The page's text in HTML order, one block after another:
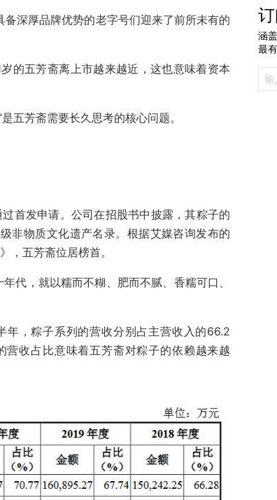
深厚品牌优势的老字号们迎来了前所未有的
的五芳斋离上市越来越近，这也意味着资本
五芳斋需要长久思考的核心问题。
首发申请。公司在招股书中披露，其粽子的
非物质文化遗产名录。根据艾媒咨询发布的
，五芳斋位居榜首。
代，就以糯而不糊、肥而不腻、香糯可口、
，粽子系列的营收分别占主营收入的66.2
营收占比意味着五芳斋对粽子的依赖越来越
涵
最